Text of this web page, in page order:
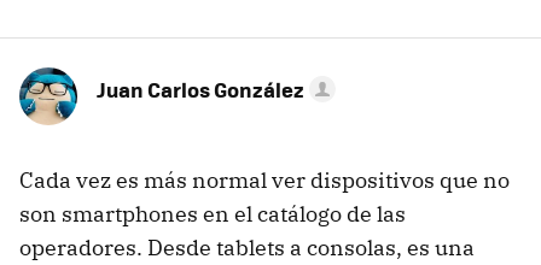
Juan Carlos González
Cada vez es más normal ver dispositivos que no
son smartphones en el catálogo de las
operadores. Desde tablets a consolas, es una